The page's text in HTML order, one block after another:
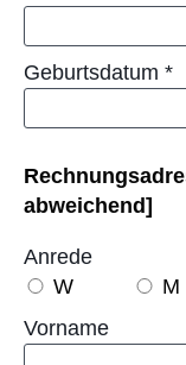
Geburtsdatum *
abweichend]
Anrede
W
M
Vorname